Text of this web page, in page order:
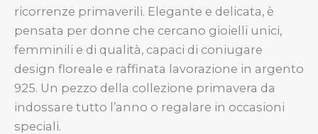
ricorrenze primaverili. Elegante e delicata, è
pensata per donne che cercano gioielli unici,
femminili e di qualità, capaci di coniugare
design floreale e raffinata lavorazione in argento
925. Un pezzo della collezione primavera da
indossare tutto l’anno o regalare in occasioni
speciali.